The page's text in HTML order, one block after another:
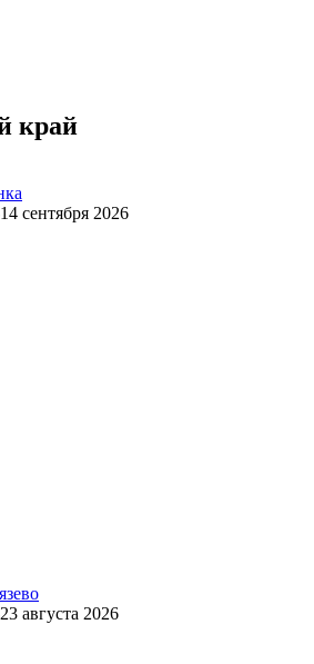
край
сентября 2026
августа 2026